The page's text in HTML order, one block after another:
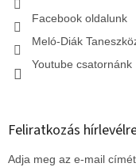
Facebook oldalunk
Meló-Diák
Youtube csatornánk
Feliratkozás
Adja meg az e-mail